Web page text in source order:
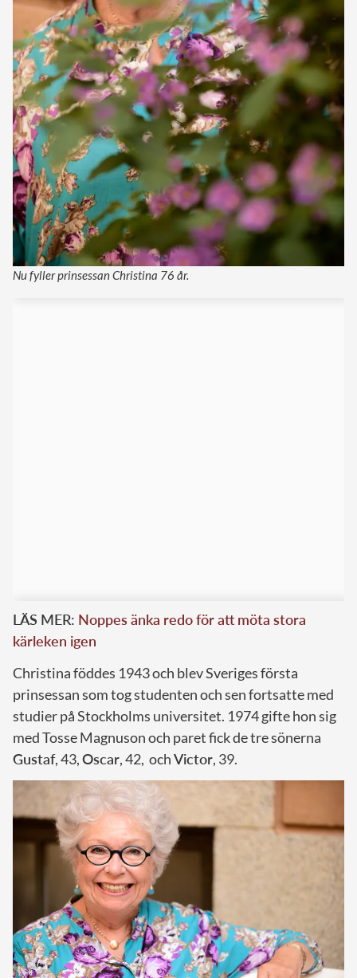
Nu fyller prinsessan Christina 76 år.
LÄS MER: Noppes änka redo för att möta stora
kärleken igen
Christina föddes 1943 och blev Sveriges första
prinsessan som tog studenten och sen fortsatte med
studier på Stockholms universitet. 1974 gifte hon sig
med Tosse Magnuson och paret fick de tre sönerna
Gustaf, 43,Oscar, 42, ochVictor, 39.